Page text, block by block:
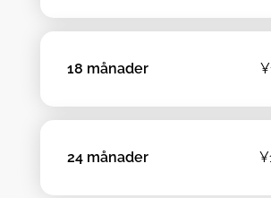
18 månader
24 månader